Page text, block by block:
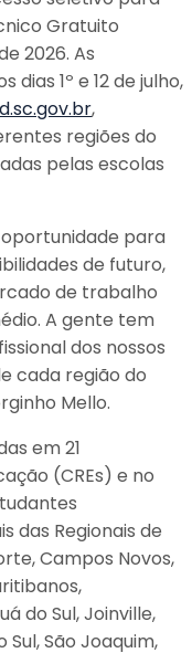
Gratuito
2026. As
1º e 12 de julho,
,
regiões do
pelas escolas
oportunidade para
de futuro,
de trabalho
A gente tem
dos nossos
cada região do
Mello.
em 21
(CREs) e no
das Regionais de
Campos Novos,
do Sul, Joinville,
Sul, São Joaquim,